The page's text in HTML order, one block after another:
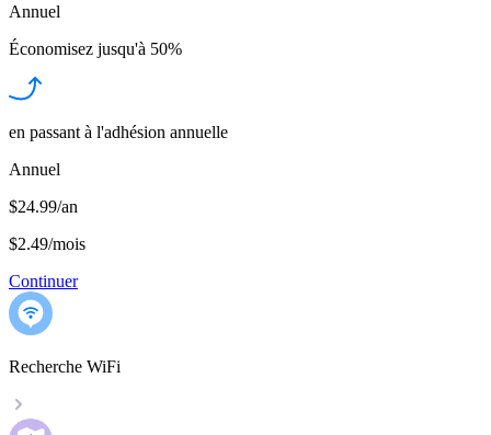
Annuel
Économisez jusqu'à 50%
en passant à l'adhésion annuelle
Annuel
$24.99/an
$2.49/mois
Continuer
Recherche WiFi